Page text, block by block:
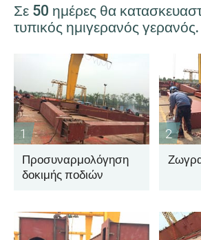
Σε 50 ημέρες θα
τυπικός ημιγερανός γερανός.
1
Προσυναρμολόγηση
δοκιμής ποδιών
2